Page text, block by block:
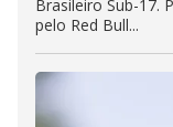
Brasileiro Sub-17.
pelo Red Bull...